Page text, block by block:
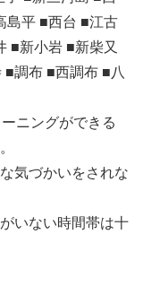
島平 ■西台 ■江古
■新小岩 ■新柴又
調布 ■西調布 ■八
ニングができる
気づかいをされな
いない時間帯は十